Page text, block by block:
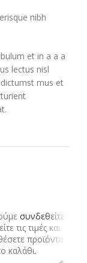
nibh
et in a a a
lectus nisl
mus et
συνδεθείτε
τις τιμές και
προϊόντα
καλάθι.